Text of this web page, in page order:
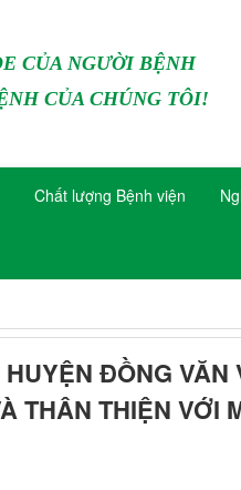
CỦA NGƯỜI BỆNH
CỦA CHÚNG TÔI!
Chất lượng Bệnh viện
ĐỒNG VĂN
THÂN THIỆN VỚI